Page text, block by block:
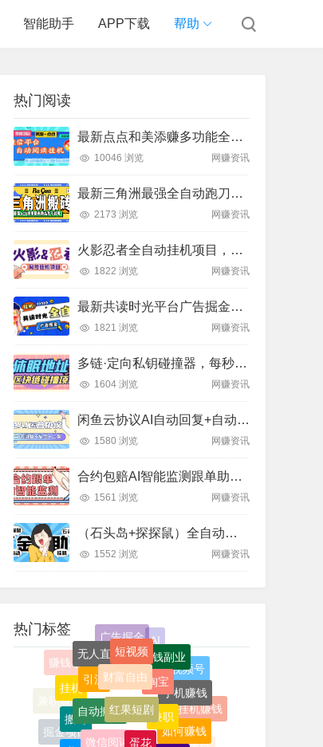
智能助手 APP下载 帮助
热门阅读
最新点点和美添赚多功能全自动挂机项目，单机一天5-10米 多号多撸【永久脚本+使用教程]
10046 浏览 网赚资讯
最新三角洲最强全自动跑刀脚本ACE撤离脚本，支持防高危效果稳定不异常不封号【撤离脚本+使用教程】
2173 浏览 网赚资讯
火影忍者全自动挂机项目，单窗口日收益10+
1822 浏览 网赚资讯
最新共读时光平台广告掘金全自动挂机，单号单机日收益3+可批量放大
1821 浏览 网赚资讯
多链·定向私钥碰撞器，每秒十万次算力，24小时运行的黑科技
1604 浏览 网赚资讯
闲鱼云协议AI自动回复+自动发货+自动上架，货源全包一键搞定!月入1000+保底!
1580 浏览 网赚资讯
合约包赔AI智能监测跟单助手，百人实测收益1800刀+
1561 浏览 网赚资讯
（石头岛+探探鼠）全自动挂机打金项目，号称一天几张京东卡
1552 浏览 网赚资讯
热门标签
挂机
引流
财富自由淘宝
手机赚钱
挂机赚钱
京东
掘金项目
搬砖
自动搬砖红果短剧
兼职
如何赚钱
撸金项目
赚钱神器
微信阅读蛋花
创游天下
游戏搬砖
自动打金